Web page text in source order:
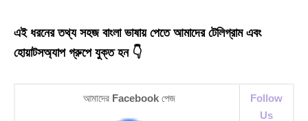
এই ধরনের তথ্য সহজ বাংলা ভাষায় পেতে আমাদের টেলিগ্রাম এবং
হোয়াটসঅ্যাপ গ্রুপে যুক্ত হন 👇
আমাদের Facebook পেজ
Follow
Us